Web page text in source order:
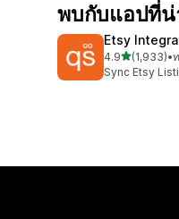
พบกับแอปที่น่
Etsy
4.9เต็ม 5 ดาว
(1,933)
ทั้งหมด 1933 รี
•
Sync Etsy